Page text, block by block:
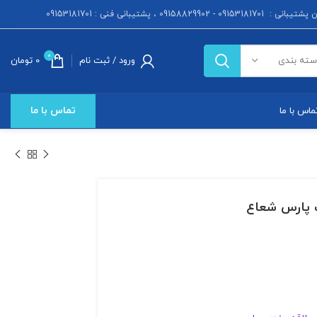
- 09158829902 ، پشتیبانی فنی : 09153181701
بندی ورود / ثبت نام 0
0 تومان
با ما تماس با ما